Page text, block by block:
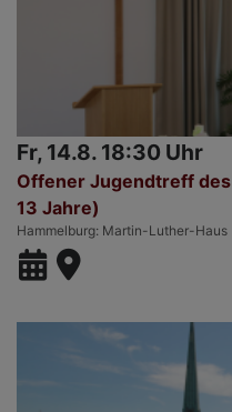
Fr, 14.8. 18:30 Uhr
Offener Jugendtreff
13 Jahre)
Hammelburg Martin-Luther-Haus